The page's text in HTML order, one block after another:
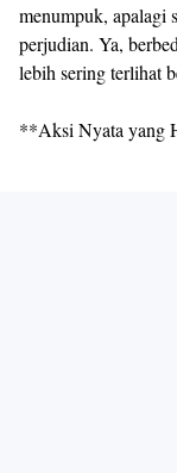
menumpuk, apalagi
perjudian. Ya,
lebih sering terlihat
**Aksi Nyata yang